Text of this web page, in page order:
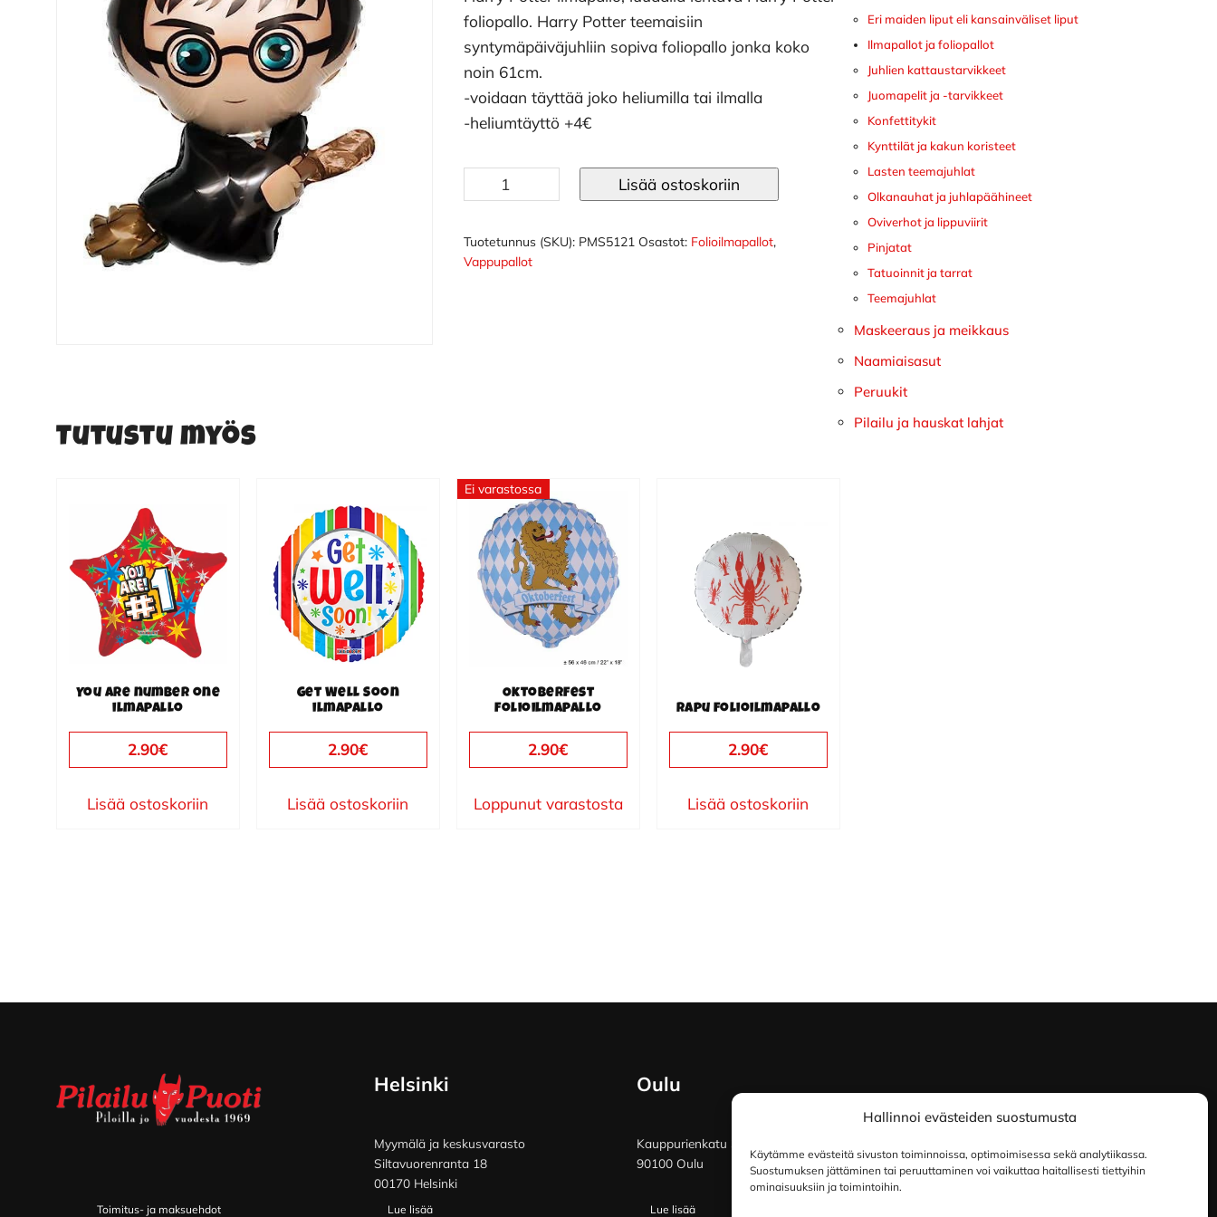
Hallinnoi evästeiden suostumusta
Käytämme evästeitä sivuston toiminnoissa, optimoimisessa sekä analytiikassa.
Suostumuksen jättäminen tai peruuttaminen voi vaikuttaa haitallisesti tiettyihin
ominaisuuksiin ja toimintoihin.
foliopallo. Harry Potter teemaisiin
syntymäpäiväjuhliin sopiva foliopallo jonka koko
noin 61cm.
-voidaan täyttää joko heliumilla tai ilmalla
-heliumtäyttö +4€
Potter
määrä
Lisää ostoskoriin
Tuotetunnus (SKU): PMS5121 Osastot: Folioilmapallot,
Vappupallot
Tutustu myös
You are number one
ilmapallo
2.90€
Lisää ostoskoriin
Get Well Soon
ilmapallo
2.90€
Lisää ostoskoriin
Ei varastossa
Oktoberfest
folioilmapallo
2.90€
Loppunut varastosta
Rapu folioilmapallo
2.90€
Lisää ostoskoriin
Eri maiden liput eli kansainväliset liput
Ilmapallot ja foliopallot
Juhlien kattaustarvikkeet
Juomapelit ja -tarvikkeet
Konfettitykit
Kynttilät ja kakun koristeet
Lasten teemajuhlat
Olkanauhat ja juhlapäähineet
Oviverhot ja lippuviirit
Pinjatat
Tatuoinnit ja tarrat
Teemajuhlat
Maskeeraus ja meikkaus
Naamiaisasut
Peruukit
Pilailu ja hauskat lahjat
Toimitus- ja maksuehdot
Helsinki
Myymälä ja keskusvarasto
Siltavuorenranta 18
00170 Helsinki
Lue lisää
Oulu
Kauppurienkatu 34
90100 Oulu
Lue lisää